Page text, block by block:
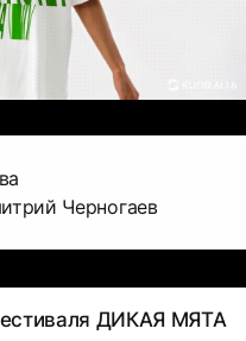
Черногаев
ДИКАЯ МЯТА